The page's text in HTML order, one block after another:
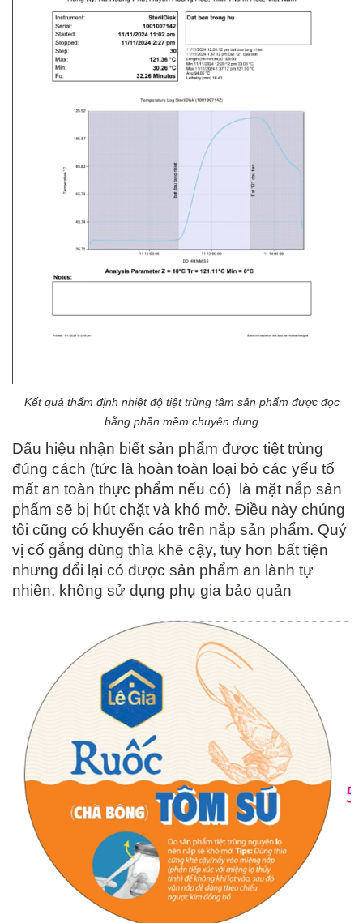
Kết quả thẩm định nhiệt độ tiệt trùng tâm sản phẩm được đọc
bằng phần mềm chuyên dụng
Dấu hiệu nhận biết sản phẩm được tiệt trùng
đúng cách (tức là hoàn toàn loại bỏ các yếu tố
mất an toàn thực phẩm nếu có) là mặt nắp sản
phẩm sẽ bị hút chặt và khó mở. Điều này chúng
tôi cũng có khuyến cáo trên nắp sản phẩm. Quý
vị cố gắng dùng thìa khẽ cậy, tuy hơn bất tiện
nhưng đổi lại có được sản phẩm an lành tự
nhiên, không sử dụng phụ gia bảo quản.